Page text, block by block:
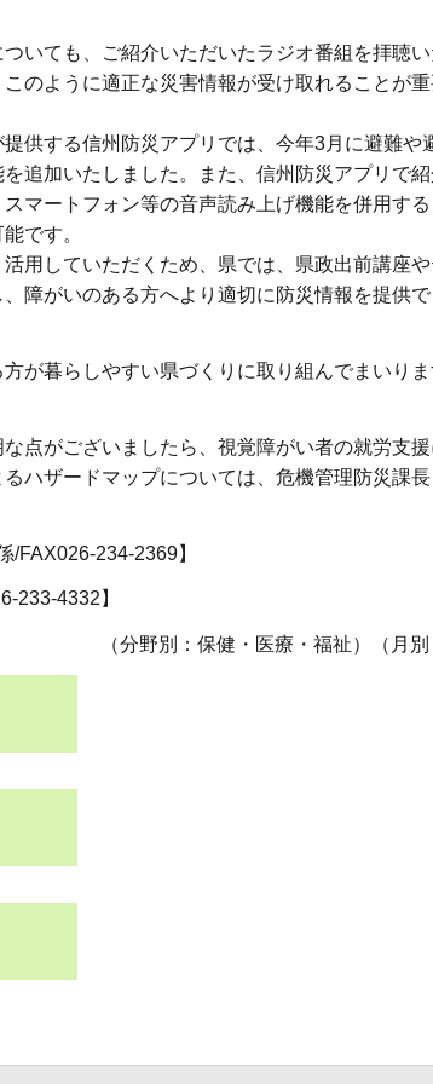
いても、ご紹介いただいたラジオ番組を拝聴い
のように適正な災害情報が受け取れることが
供する信州防災アプリでは、今年3月に避難や
追加いたしました。また、信州防災アプリで
マートフォン等の音声読み上げ機能を併用す
です。
用していただくため、県では、県政出前講座
障がいのある方へより適切に防災情報を提供
が暮らしやすい県づくりに取り組んでまいり
点がございましたら、視覚障がい者の就労支
ハザードマップについては、危機管理防災課
FAX026-234-2369】
233-4332】
（分野別：保健・医療・福祉）（月